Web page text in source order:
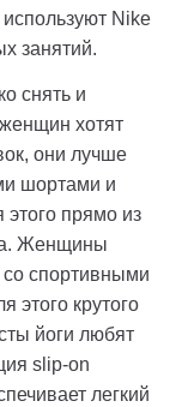
Nike
занятий.
снять и
хотят
они лучше
шортами и
прямо из
Женщины
со спортивными
этого крутого
йоги любят
slip-on
легкий